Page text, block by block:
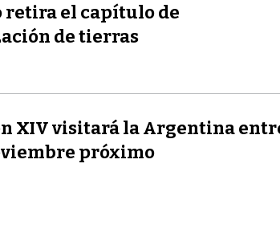
retira el capítulo de
de tierras
XIV visitará la Argentina
próximo